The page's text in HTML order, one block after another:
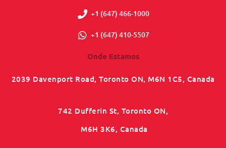
+1 (647) 466-1000
+1 (647) 410-5507
Onde Estamos
2039 Davenport Road, Toronto ON, M6N 1C5, Canada
742 Dufferin St, Toronto ON,
M6H 3K6, Canada